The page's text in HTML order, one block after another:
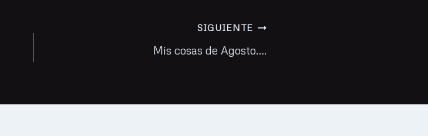
SIGUIENTE
Mis cosas de Agosto….